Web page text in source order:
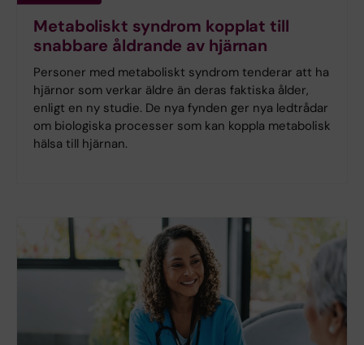
Metaboliskt syndrom kopplat till
snabbare åldrande av hjärnan
Personer med metaboliskt syndrom tenderar att ha
hjärnor som verkar äldre än deras faktiska ålder,
enligt en ny studie. De nya fynden ger nya ledtrådar
om biologiska processer som kan koppla metabolisk
hälsa till hjärnan.